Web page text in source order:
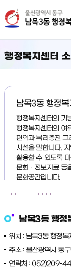
바
로
로
가
행정복지센터 소
남목3동 행정복
행정복지센터의 기
행정복지센터의 여
편익과 복리증진
시설을 말합니다.
활용할 수 있도록
문화ㆍ정보자료 등
문화공간입니다.
남목3동 행정
위치 : 남목3동 행정복
주소 : 울산광역시 동
연락처 : 052)209-